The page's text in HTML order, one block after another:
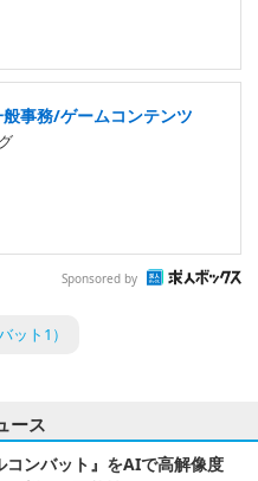
般事務/ゲームコンテンツ
Sponsored by
ト1）
ース
コンバット』をAIで高解像度